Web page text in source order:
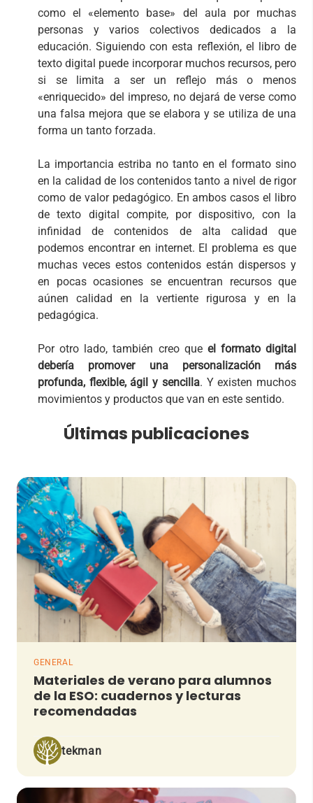
como el «elemento base» del aula por muchas
personas y varios colectivos dedicados a la
educación. Siguiendo con esta reflexión, el libro de
texto digital puede incorporar muchos recursos, pero
si se limita a ser un reflejo más o menos
«enriquecido» del impreso, no dejará de verse como
una falsa mejora que se elabora y se utiliza de una
forma un tanto forzada.
La importancia estriba no tanto en el formato sino
en la calidad de los contenidos tanto a nivel de rigor
como de valor pedagógico. En ambos casos el libro
de texto digital compite, por dispositivo, con la
infinidad de contenidos de alta calidad que
podemos encontrar en internet. El problema es que
muchas veces estos contenidos están dispersos y
en pocas ocasiones se encuentran recursos que
aúnen calidad en la vertiente rigurosa y en la
pedagógica.
Por otro lado, también creo que el formato digital
debería promover una personalización más
profunda, flexible, ágil y sencilla. Y existen muchos
movimientos y productos que van en este sentido.
Últimas publicaciones
GENERAL
Materiales de verano para alumnos
de la ESO: cuadernos y lecturas
recomendadas
tekman